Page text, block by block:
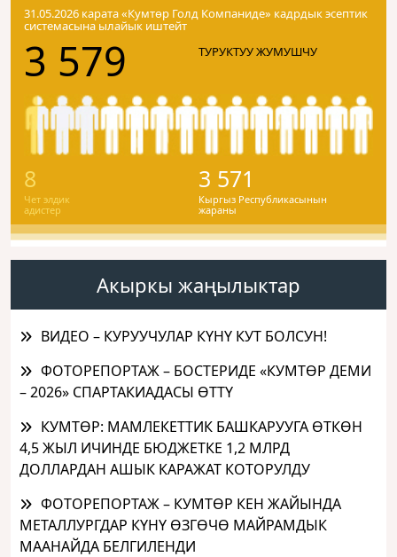
31.05.2026 карата «Кумтɵр Голд Компаниде» кадрдык эсептик
системасына ылайык иштейт
3 579 ТУРУКТУУ ЖУМУШЧУ
8
Чет элдик
адистер
3 571
Кыргыз Республикасынын
жараны
Акыркы жаңылыктар
ВИДЕО – КУРУУЧУЛАР КҮНҮ КУТ БОЛСУН!
ФОТОРЕПОРТАЖ – БОСТЕРИДЕ «КУМТӨР ДЕМИ
– 2026» СПАРТАКИАДАСЫ ӨТТҮ
КУМТӨР: МАМЛЕКЕТТИК БАШКАРУУГА ӨТКӨН
4,5 ЖЫЛ ИЧИНДЕ БЮДЖЕТКЕ 1,2 МЛРД
ДОЛЛАРДАН АШЫК КАРАЖАТ КОТОРУЛДУ
ФОТОРЕПОРТАЖ – КУМТӨР КЕН ЖАЙЫНДА
МЕТАЛЛУРГДАР КҮНҮ ӨЗГӨЧӨ МАЙРАМДЫК
МААНАЙДА БЕЛГИЛЕНДИ